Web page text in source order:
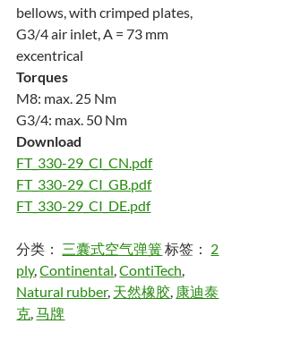
bellows, with crimped plates,
G3/4 air inlet, A = 73 mm
excentrical
Torques
M8: max. 25 Nm
G3/4: max. 50 Nm
Download
FT_330-29_CI_CN.pdf
FT_330-29_CI_GB.pdf
FT_330-29_CI_DE.pdf
分类： 三囊式空气弹簧标签： 2
ply,Continental,ContiTech,
Natural rubber, 天然橡胶, 康迪泰
克,马牌